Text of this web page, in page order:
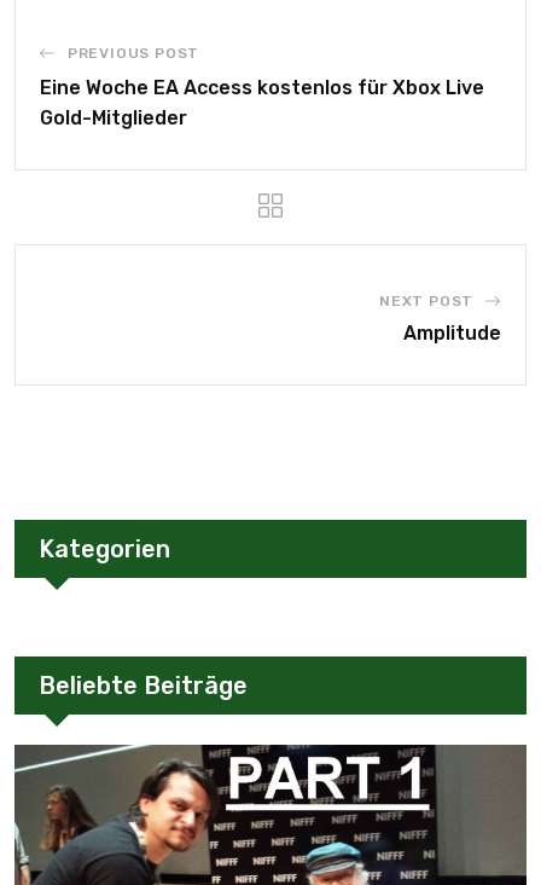
PREVIOUS POST
Eine Woche EA Access kostenlos für Xbox Live
Gold-Mitglieder
NEXT POST
Amplitude
Kategorien
Beliebte Beiträge